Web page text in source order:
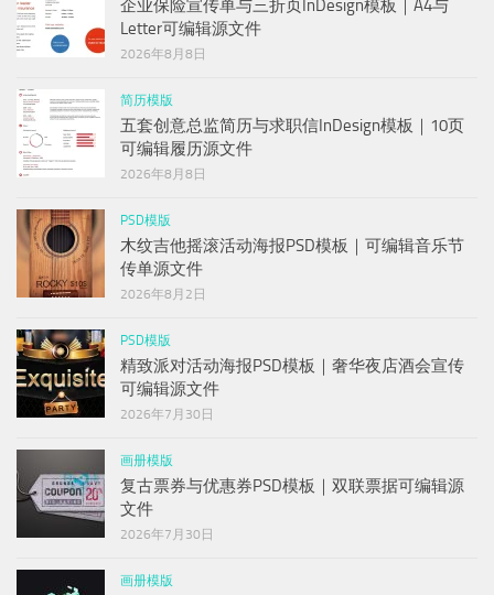
企业保险宣传单与三折页InDesign模板｜A4与
Letter可编辑源文件
2026年8月8日
简历模版
五套创意总监简历与求职信InDesign模板｜10页
可编辑履历源文件
2026年8月8日
PSD模版
木纹吉他摇滚活动海报PSD模板｜可编辑音乐节
传单源文件
2026年8月2日
PSD模版
精致派对活动海报PSD模板｜奢华夜店酒会宣传
可编辑源文件
2026年7月30日
画册模版
复古票券与优惠券PSD模板｜双联票据可编辑源
文件
2026年7月30日
画册模版